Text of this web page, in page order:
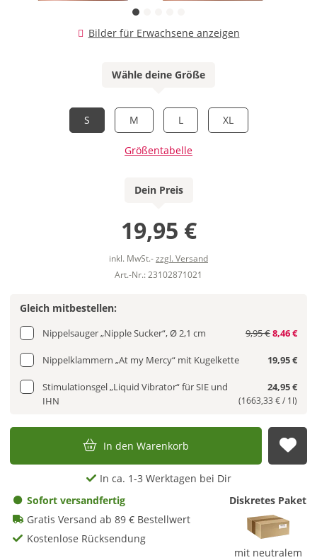
Bilder für Erwachsene anzeigen
Wähle deine Größe
S M L XL
Größentabelle
Dein Preis
19,95 €
inkl. MwSt.-zzgl. Versand
Art.-Nr.: 23102871021
Gleich mitbestellen:
Nippelsauger „Nipple Sucker“, Ø 2,1 cm 9,95 €8,46 €
Nippelklammern „At my Mercy“ mit Kugelkette 19,95 €
Stimulationsgel „Liquid Vibrator“ für SIE und
IHN
24,95 €
(1663,33 € / 1l)
In den Warenkorb
In ca. 1-3 Werktagen bei Dir
Sofort versandfertig
Gratis Versand ab 89 € Bestellwert
Kostenlose Rücksendung
Diskretes Paket
mit neutralem